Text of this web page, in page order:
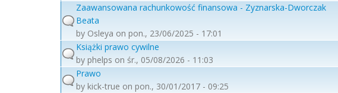
Zaawansowana rachunkowość finansowa - Zyznarska-Dworczak
Beata
by Osleya on pon., 23/06/2025 - 17:01
Książki prawo cywilne
by phelps on śr., 05/08/2026 - 11:03
Prawo
by kick-true on pon., 30/01/2017 - 09:25